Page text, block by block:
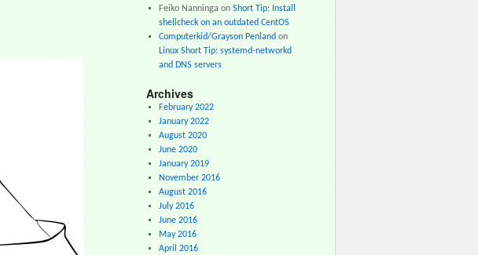
Feiko Nanninga on Short Tip: Install
shellcheck on an outdated CentOS
Computerkid/Grayson Penland on
Linux Short Tip: systemd-networkd
and DNS servers
Archives
February 2022
January 2022
August 2020
June 2020
January 2019
November 2016
August 2016
July 2016
June 2016
May 2016
April 2016